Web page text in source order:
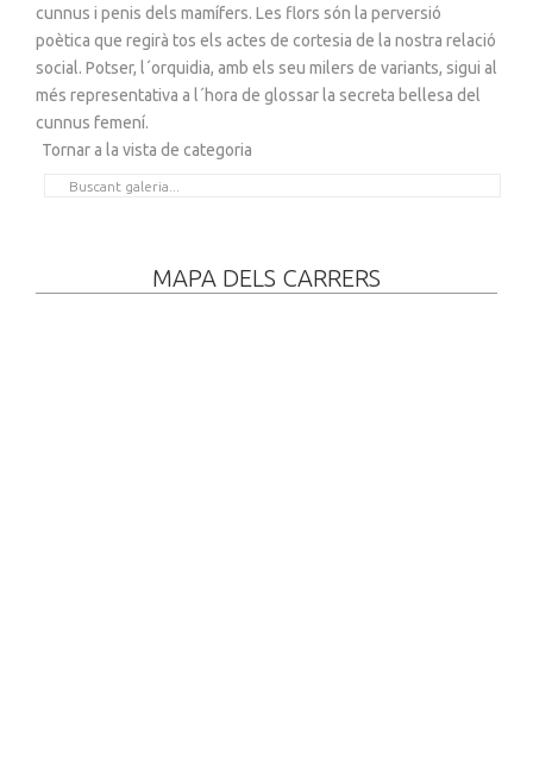
cunnus i penis dels mamífers. Les flors són la perversió
poètica que regirà tos els actes de cortesia de la nostra relació
social. Potser, l´orquidia, amb els seu milers de variants, sigui al
més representativa a l´hora de glossar la secreta bellesa del
cunnus femení.
Tornar a la vista de categoria
MAPA DELS CARRERS